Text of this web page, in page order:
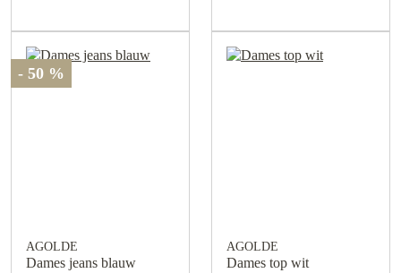
- 50 %
AGOLDE
Dames jeans blauw
AGOLDE
Dames top wit